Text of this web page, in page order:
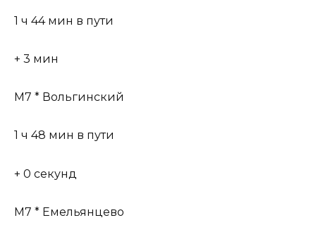
1 ч 44 мин в пути
+ 3 мин
М7 * Вольгинский
1 ч 48 мин в пути
+ 0 секунд
М7 * Емельянцево